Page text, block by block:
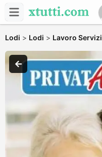
Lodi > Lodi > Lavoro Servizi